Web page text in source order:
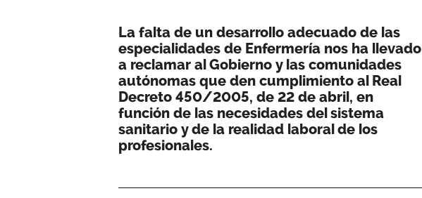
La falta de un desarrollo adecuado de las
especialidades de Enfermería nos ha llevado
a reclamar al Gobierno y las comunidades
autónomas que den cumplimiento al Real
Decreto 450/2005, de 22 de abril, en
función de las necesidades del sistema
sanitario y de la realidad laboral de los
profesionales.